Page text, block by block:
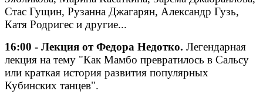
Стас Гущин, Рузанна Джагарян, Александр Гузь,
Катя Родригес и другие...
16:00 - Лекция от Федора Недотко. Легендарная
лекция на тему "Как Мамбо превратилось в Сальсу
или краткая история развития популярных
Кубинских танцев".